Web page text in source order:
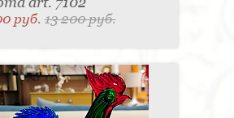
руб.13 200 руб.